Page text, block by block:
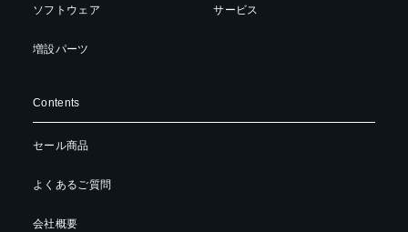
ソフトウェア
増設パーツ
サービス
Contents
セール商品
よくあるご質問
会社概要